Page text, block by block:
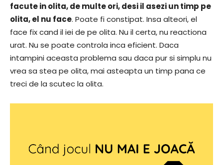
facute in olita, de multe ori, desi il asezi un timp pe
olita, el nu face. Poate fi constipat. Insa alteori, el
face fix cand il iei de pe olita. Nu il certa, nu reactiona
urat. Nu se poate controla inca eficient. Daca
intampini aceasta problema sau daca pur si simplu nu
vrea sa stea pe olita, mai asteapta un timp pana ce
treci de la scutec la olita.